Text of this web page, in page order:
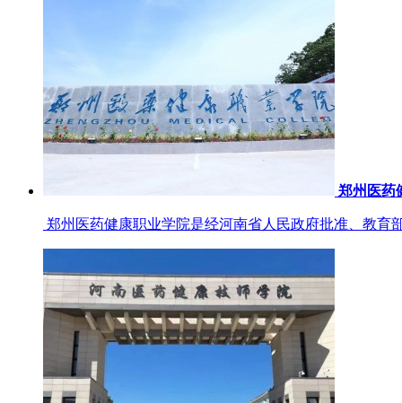
郑州医药
郑州医药健康职业学院是经河南省人民政府批准、教育